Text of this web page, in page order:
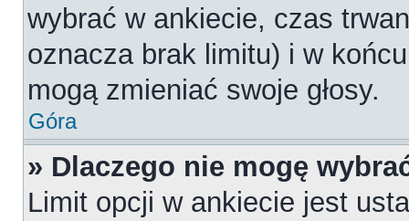
wybrać w ankiecie, czas
oznacza brak limitu) i w
mogą zmieniać swoje głosy.
Góra
» Dlaczego nie mogę
Limit opcji w ankiecie jest